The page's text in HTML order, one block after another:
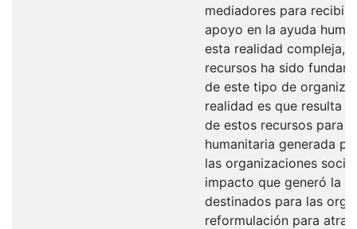
mediadores para recibir
apoyo en la ayuda
esta realidad compleja,
recursos ha sido
de este tipo de
realidad es que resulta
de estos recursos para
humanitaria generada
las organizaciones
impacto que generó la
destinados para las
reformulación para